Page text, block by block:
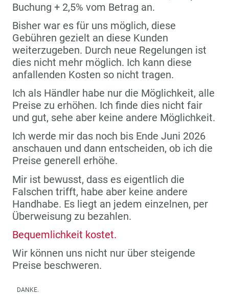
Buchung + 2,5% vom Betrag an.
Bisher war es für uns möglich, diese
Gebühren gezielt an diese Kunden
weiterzugeben. Durch neue Regelungen ist
dies nicht mehr möglich. Ich kann diese
anfallenden Kosten so nicht tragen.
Ich als Händler habe nur die Möglichkeit, alle
Preise zu erhöhen. Ich finde dies nicht fair
und gut, sehe aber keine andere Möglichkeit.
Ich werde mir das noch bis Ende Juni 2026
anschauen und dann entscheiden, ob ich die
Preise generell erhöhe.
Mir ist bewusst, dass es eigentlich die
Falschen trifft, habe aber keine andere
Handhabe. Es liegt an jedem einzelnen, per
Überweisung zu bezahlen.
Bequemlichkeit kostet.
Wir können uns nicht nur über steigende
Preise beschweren.
DANKE.